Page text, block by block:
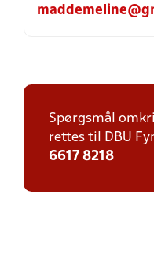
Spørgsmål
rettes til DBU
6617 8218